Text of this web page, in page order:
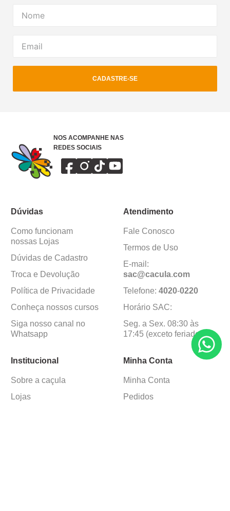
CADASTRE-SE
NOS ACOMPANHE NAS
REDES SOCIAIS
Dúvidas
Como funcionam
nossas Lojas
Dúvidas de Cadastro
Troca e Devolução
Política de Privacidade
Conheça nossos cursos
Siga nosso canal no
Whatsapp
Atendimento
Fale Conosco
Termos de Uso
E-mail:
sac@cacula.com
Telefone: 4020-0220
Horário SAC:
Seg. a Sex. 08:30 às
17:45 (exceto feriados)
Institucional
Sobre a caçula
Lojas
Minha Conta
Minha Conta
Pedidos